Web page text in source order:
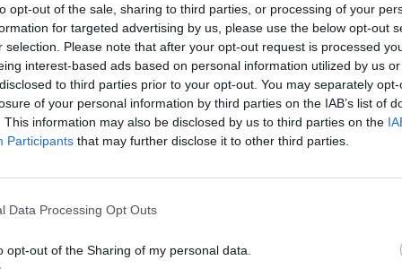
opt-out of the sale, sharing to third parties, or processing of your
for targeted advertising by us, please use the below opt-out
selection. Please note that after your opt-out request is processed
interest-based ads based on personal information utilized by us
to third parties prior to your opt-out. You may separately
of your personal information by third parties on the IAB’s list of
This information may also be disclosed by us to third parties on the
Participants that may further disclose it to other third parties.
Data Processing Opt Outs
opt-out of the Sharing of my personal data.
potrafi posługiwać się magią, dzięki której
jeszcze bardziej unieszczęśliwić, wprowadziła do
świąt Bożego Narodzenia. Manipulowała,
która mówiła o czterech władcach, którzy
jej własna pycha, narcyzm oraz ślepe i bezmyślne
wrogiem Aslana.
postacią jest
czuł się nieco na uboczu życia rodzinnego, był